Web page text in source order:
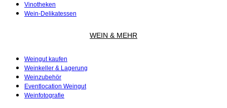
Vinotheken
Wein-Delikatessen
WEIN & MEHR
Weingut kaufen
Weinkeller & Lagerung
Weinzubehör
Eventlocation Weingut
Weinfotografie